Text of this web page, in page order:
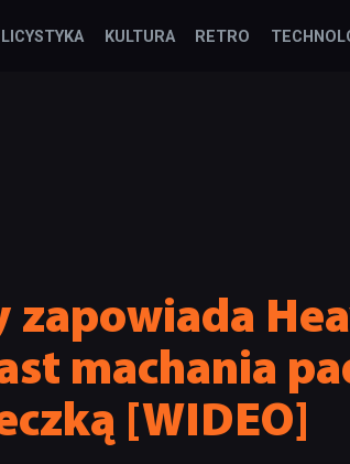
KULTURA RETRO
zapowiada
machania
[WIDEO]